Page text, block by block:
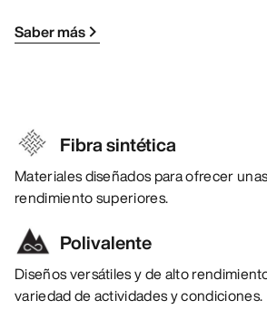
Saber más
Fibra sintética
Materiales diseñados para ofrecer
rendimiento superiores.
Polivalente
Diseños versátiles y de alto
variedad de actividades y condiciones.